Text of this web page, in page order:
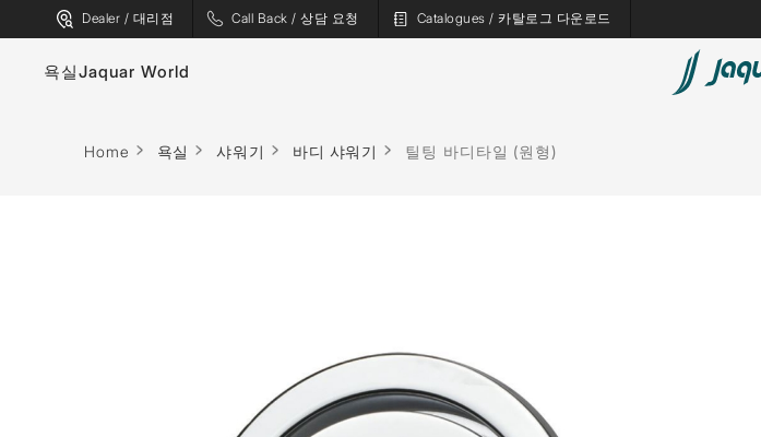
Dealer / 대리점 Call Back / 상담 요청 Catalogues / 카탈로그 다운로드
욕실
수도꼭지 욕조
Jaquar World
Home 욕실 샤워기 바디 샤워기 틸팅 바디타일 (원형)